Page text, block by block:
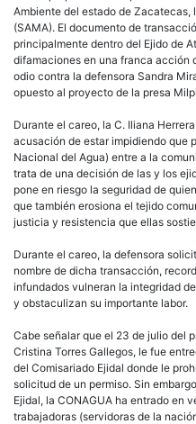
Ambiente del estado de Zacatecas,
(SAMA). El documento de
principalmente dentro del Ejido de
difamaciones en una franca acción
odio contra la defensora Sandra
opuesto al proyecto de la presa
Durante el careo, la C. Iliana
acusación de estar impidiendo que
Nacional del Agua) entre a la
trata de una decisión de las y los
pone en riesgo la seguridad de
que también erosiona el tejido
justicia y resistencia que ellas
Durante el careo, la defensora
nombre de dicha transacción,
infundados vulneran la integridad
y obstaculizan su importante labor.
Cabe señalar que el 23 de julio del
Cristina Torres Gallegos, le fue
del Comisariado Ejidal donde le
solicitud de un permiso. Sin
Ejidal, la CONAGUA ha entrado en
trabajadoras (servidoras de la